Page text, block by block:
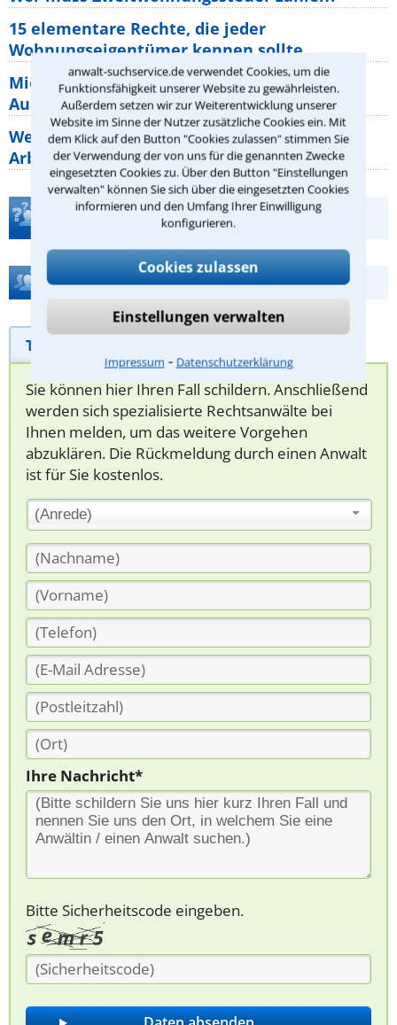
anwalt-suchservice.de verwendet Cookies, um die
Funktionsfähigkeit unserer Website zu gewährleisten.
Außerdem setzen wir zur Weiterentwicklung unserer
Website im Sinne der Nutzer zusätzliche Cookies ein. Mit
dem Klick auf den Button "Cookies zulassen" stimmen Sie
der Verwendung der von uns für die genannten Zwecke
eingesetzten Cookies zu. Über den Button "Einstellungen
verwalten" können Sie sich über die eingesetzten Cookies
informieren und den Umfang Ihrer Einwilligung
konfigurieren.
Cookies zulassen
Einstellungen verwalten
Impressum ⁃ Datenschutzerklärung
15 elementare Rechte, die jeder
Wohnungseigentümer kennen sollte
Mietpreisbremse 2026: Alle Regeln,
Ausnahmen und Rechte für Mieter
Welche Regeln für Teilnahme, Urlaub,
Arbeitszeit gelten beim
Teste Dein Rechtswissen
Hilfe bei Ihrer Anwaltsuche?
Telefonhilfe
Sie können hier Ihren Fall schildern. Anschließend
werden sich spezialisierte Rechtsanwälte bei
Ihnen melden, um das weitere Vorgehen
abzuklären. Die Rückmeldung durch einen Anwalt
ist für Sie kostenlos.
(Anrede)
Ihre Nachricht*
Bitte Sicherheitscode eingeben.